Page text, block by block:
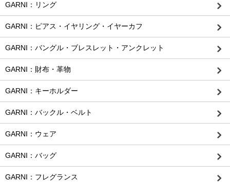
GARNI：リング
GARNI：ピアス・イヤリング・イヤーカフ
GARNI：バングル・ブレスレット・アンクレット
GARNI：財布・革物
GARNI：キーホルダー
GARNI：バックル・ベルト
GARNI：ウェア
GARNI：バッグ
GARNI：フレグランス